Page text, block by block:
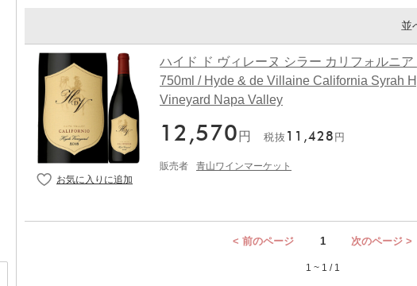
並
ハイド ド ヴィレーヌ シラー カリフォルニア
750ml / Hyde & de Villaine California Syrah
Vineyard Napa Valley
12,570 円 税抜 11,428 円
販売者 青山ワインマーケット
< 前のページ 1 次のページ >
1 ~ 1 / 1